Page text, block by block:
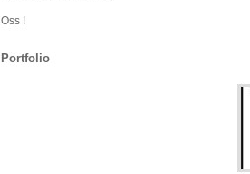
Oss !
Portfolio